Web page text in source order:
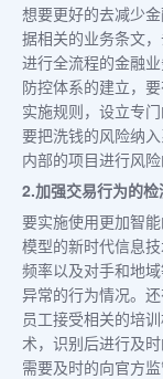
想要更好的去减少
据相关的业务条文
进行全流程的金融
防控体系的建立，
实施规则，设立专
要把洗钱的风险纳
内部的项目进行风险
2.加强交易行为的
要实施使用更加智
模型的新时代信息
频率以及对手和地
异常的行为情况。
员工接受相关的培
术，识别后进行及
需要及时的向官方